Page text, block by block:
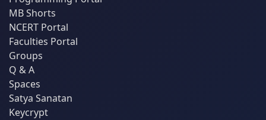
MB Shorts
NCERT Portal
Faculties Portal
Groups
Q & A
Spaces
Satya Sanatan
Keycrypt